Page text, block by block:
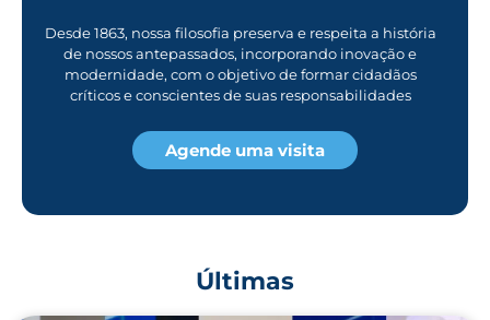
Desde 1863, nossa filosofia preserva e respeita a história
de nossos antepassados, incorporando inovação e
modernidade, com o objetivo de formar cidadãos
críticos e conscientes de suas responsabilidades
Agende uma visita
Últimas